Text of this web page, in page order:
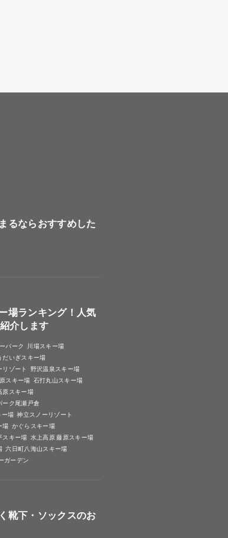
るならおすすめした
場ランキング！人気
介します
パーク
川場スキー場
だいぎスキー場
リゾート
野沢温泉スキー場
スキー場 石打丸山スキー場
原スキー場
ーク尾瀬戸倉
ー場 神立スノーリゾート
場 かぐらスキー場
スキー場 水上高原 藤原スキー場
六日町八海山スキー場
ガーデン
靴下・ソックスのお